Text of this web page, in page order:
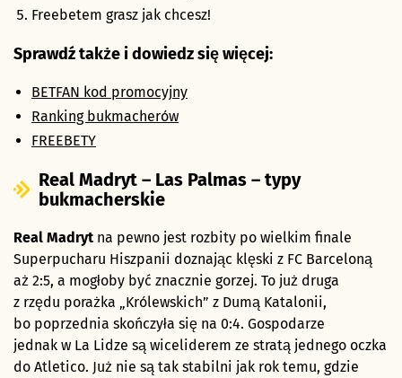
Freebetem grasz jak chcesz!
Sprawdź także i dowiedz się więcej:
BETFAN kod promocyjny
Ranking bukmacherów
FREEBETY
Real Madryt – Las Palmas – typy
bukmacherskie
Real Madryt na pewno jest rozbity po wielkim finale
Superpucharu Hiszpanii doznając klęski z FC Barceloną
aż 2:5, a mogłoby być znacznie gorzej. To już druga
z rzędu porażka „Królewskich” z Dumą Katalonii,
bo poprzednia skończyła się na 0:4. Gospodarze
jednak w La Lidze są wiceliderem ze stratą jednego oczka
do Atletico. Już nie są tak stabilni jak rok temu, gdzie